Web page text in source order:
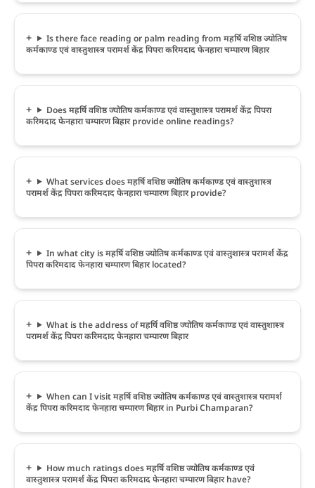
Is there face reading or palm reading from महर्षि वशिष्ठ ज्योतिष
कर्मकाण्ड एवं वास्तुशास्त्र परामर्श केंद्र पिपरा करिमदाद फेनहारा चम्पारण बिहार
Does महर्षि वशिष्ठ ज्योतिष कर्मकाण्ड एवं वास्तुशास्त्र परामर्श केंद्र पिपरा
करिमदाद फेनहारा चम्पारण बिहार provide online readings?
What services does महर्षि वशिष्ठ ज्योतिष कर्मकाण्ड एवं वास्तुशास्त्र
परामर्श केंद्र पिपरा करिमदाद फेनहारा चम्पारण बिहार provide?
In what city is महर्षि वशिष्ठ ज्योतिष कर्मकाण्ड एवं वास्तुशास्त्र परामर्श केंद्र
पिपरा करिमदाद फेनहारा चम्पारण बिहार located?
What is the address of महर्षि वशिष्ठ ज्योतिष कर्मकाण्ड एवं वास्तुशास्त्र
परामर्श केंद्र पिपरा करिमदाद फेनहारा चम्पारण बिहार
When can I visit महर्षि वशिष्ठ ज्योतिष कर्मकाण्ड एवं वास्तुशास्त्र परामर्श
केंद्र पिपरा करिमदाद फेनहारा चम्पारण बिहार in Purbi Champaran?
How much ratings does महर्षि वशिष्ठ ज्योतिष कर्मकाण्ड एवं
वास्तुशास्त्र परामर्श केंद्र पिपरा करिमदाद फेनहारा चम्पारण बिहार have?